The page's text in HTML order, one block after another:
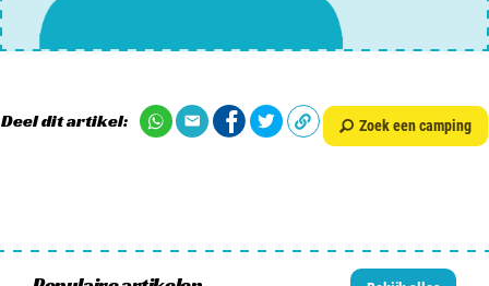
Deel dit artikel: Zoek een camping